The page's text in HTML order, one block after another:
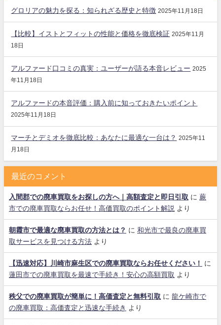
グロリアの魅力を探る：知られざる歴史と特徴 2025年11月18日
【比較】イストとフィットの性能と価格を徹底検証 2025年11月
18日
アルファード口コミの真実：ユーザーが語る本音レビュー 2025
年11月18日
アルファードの本音評価：購入前に知っておきたいポイント
2025年11月18日
マーチとデミオを徹底比較：あなたに最適な一台は？
2025年11
月18日
最近のコメント
入間郡での廃車買取をお探しの方へ｜高額査定と即日引取 に 蕨
市での廃車買取ならお任せ！高価買取のポイント解説
より
朝霞市で最適な廃車買取の方法とは？ に 和光市で最良の廃車買
取サービスを見つける方法 より
【迅速対応】川崎市麻生区での廃車買取ならお任せください！
に
蓮田市での廃車買取を最速で手続き！安心の高額買取
より
秩父での廃車買取が簡単に！高価査定と無料引取 に 龍ケ崎市で
の廃車買取：高価査定と迅速な手続き
より